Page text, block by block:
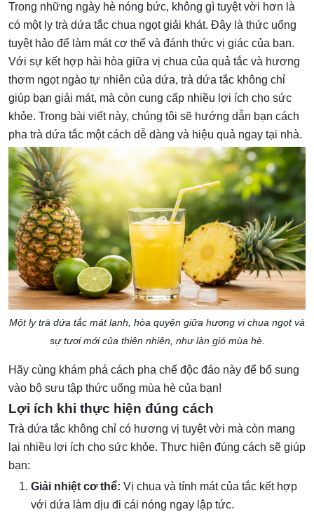
Trong những ngày hè nóng bức, không gì tuyệt vời hơn là
có một ly trà dứa tắc chua ngọt giải khát. Đây là thức uống
tuyệt hảo để làm mát cơ thể và đánh thức vị giác của bạn.
Với sự kết hợp hài hòa giữa vị chua của quả tắc và hương
thơm ngọt ngào tự nhiên của dứa, trà dứa tắc không chỉ
giúp bạn giải mát, mà còn cung cấp nhiều lợi ích cho sức
khỏe. Trong bài viết này, chúng tôi sẽ hướng dẫn bạn cách
pha trà dứa tắc một cách dễ dàng và hiệu quả ngay tại nhà.
Một ly trà dứa tắc mát lạnh, hòa quyện giữa hương vị chua ngọt và
sự tươi mới của thiên nhiên, như làn gió mùa hè.
Hãy cùng khám phá cách pha chế độc đáo này để bổ sung
vào bộ sưu tập thức uống mùa hè của bạn!
Lợi ích khi thực hiện đúng cách
Trà dứa tắc không chỉ có hương vị tuyệt vời mà còn mang
lại nhiều lợi ích cho sức khỏe. Thực hiện đúng cách sẽ giúp
bạn:
Giải nhiệt cơ thể: Vị chua và tính mát của tắc kết hợp
với dứa làm dịu đi cái nóng ngay lập tức.